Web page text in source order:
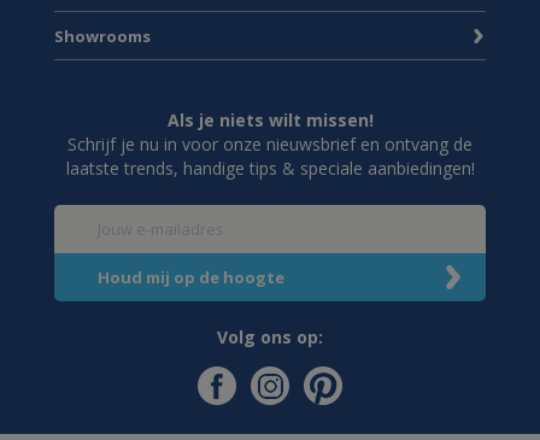
Showrooms
Als je niets wilt missen!
Schrijf je nu in voor onze nieuwsbrief en ontvang de
laatste trends, handige tips & speciale aanbiedingen!
Volg ons op: